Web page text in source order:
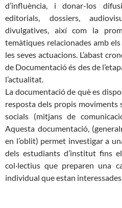
d’influència, i donar-los
editorials, dossiers,
divulgatives, així com la
temàtiques relacionades amb
les seves actuacions. L’abast
de Documentació és des de
l’actualitat.
La documentació de què es
resposta dels propis moviments
socials (mitjans de
Aquesta documentació,
en l’oblit) permet investigar a
dels estudiants d’institut fins
col·lectius que preparen una
individual que estan